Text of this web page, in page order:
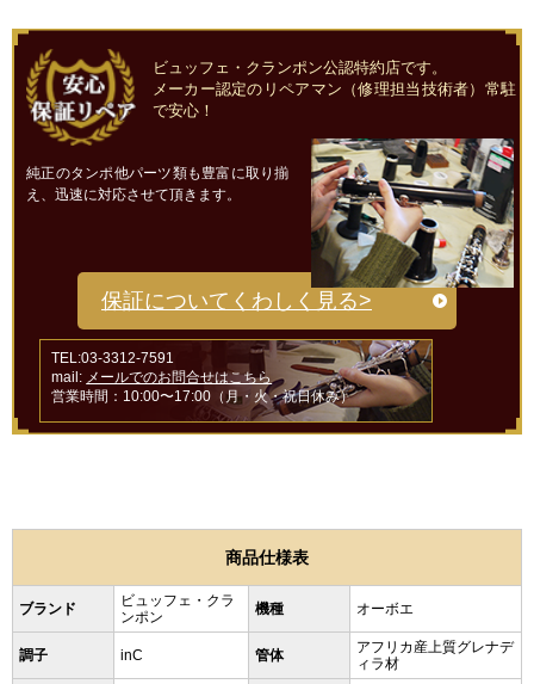
ビュッフェ・クランポン公認特約店です。
メーカー認定のリペアマン（修理担当技術者）常駐
で安心！
純正のタンポ他パーツ類も豊富に取り揃
え、迅速に対応させて頂きます。
保証についてくわしく見る>
TEL:03-3312-7591
mail: メールでのお問合せはこちら
営業時間：10:00〜17:00（月・火・祝日休み）
商品仕様表
ブランド
ビュッフェ・クラ
ンポン
機種 オーボエ
調子 inC 管体
アフリカ産上質グレナデ
ィラ材